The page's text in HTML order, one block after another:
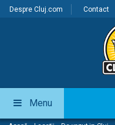
Despre Cluj.com Contact
Menu